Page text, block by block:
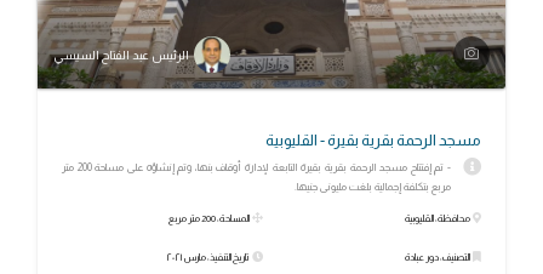
الرئيس عبد الفتاح السيسي
مسجد الرحمة بقرية بقيرة - القليوبية
- تم إفتتاح مسجد الرحمة بقرية بقيرة التابعة لإدارة أوقاف بنها، وتم إنشاؤه على مساحة 200 متر
مربع بتكلفة إجمالية بلغت مليونى جنيها.
محافظة: القليوبية
التصنيف: دور عبادة
المساحة: 200 متر مربع
تاريخ التنفيذ: مارس ٢٠٢١